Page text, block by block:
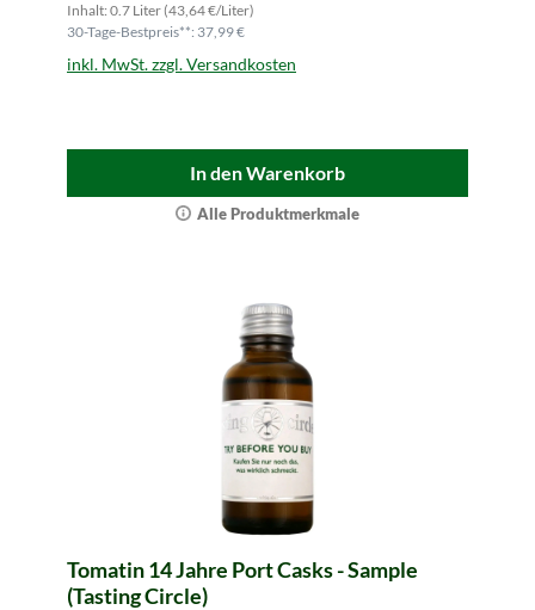
Inhalt: 0.7 Liter (43,64 €/Liter)
30-Tage-Bestpreis**: 37,99 €
inkl. MwSt. zzgl. Versandkosten
In den Warenkorb
Alle Produktmerkmale
Tomatin 14 Jahre Port Casks - Sample
(Tasting Circle)